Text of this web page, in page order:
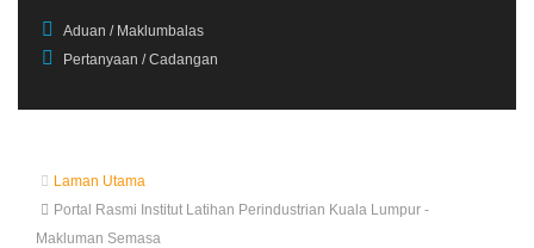
Aduan / Maklumbalas
Pertanyaan / Cadangan
Laman Utama
Portal Rasmi Institut Latihan Perindustrian Kuala Lumpur -
Makluman Semasa